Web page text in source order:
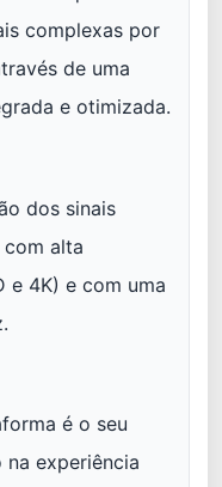
complexas por
de uma
e otimizada.
dos sinais
alta
e 4K) e com uma
é o seu
experiência